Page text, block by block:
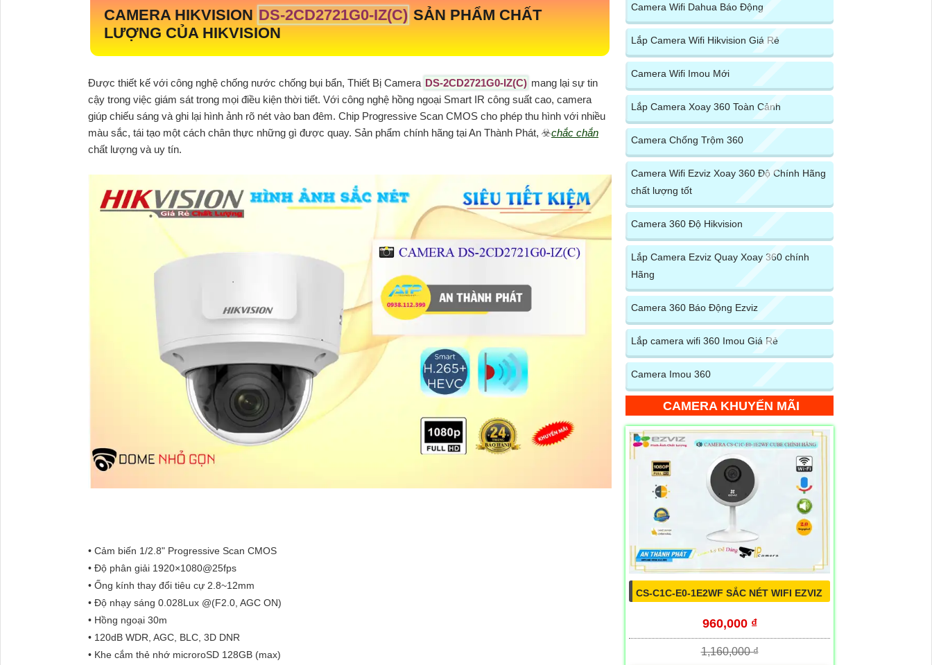
CAMERA HIKVISION DS-2CD2721G0-IZ(C) SẢN PHẨM CHẤT
LƯỢNG CỦA HIKVISION
Được thiết kế với công nghệ chống nước chống bụi bẩn, Thiết Bị Camera DS-2CD2721G0-IZ(C) mang lại sự tin
cậy trong việc giám sát trong mọi điều kiện thời tiết. Với công nghệ hồng ngoại Smart IR công suất cao, camera
giúp chiếu sáng và ghi lại hình ảnh rõ nét vào ban đêm. Chip Progressive Scan CMOS cho phép thu hình với nhiều
màu sắc, tái tạo một cách chân thực những gì được quay. Sản phẩm chính hãng tại An Thành Phát, ☣️chắc chắn
chất lượng và uy tín.
• Cảm biến 1/2.8" Progressive Scan CMOS
• Độ phân giải 1920×1080@25fps
• Ống kính thay đổi tiêu cự 2.8~12mm
• Độ nhạy sáng 0.028Lux @(F2.0, AGC ON)
• Hồng ngoại 30m
• 120dB WDR, AGC, BLC, 3D DNR
• Khe cắm thẻ nhớ microroSD 128GB (max)
Camera Wifi Dahua Báo Động
Lắp Camera Wifi Hikvision Giá Rẻ
Camera Wifi Imou Mới
Lắp Camera Xoay 360 Toàn Cảnh
Camera Chống Trộm 360
Camera Wifi Ezviz Xoay 360 Độ Chính Hãng
chất lượng tốt
Camera 360 Độ Hikvision
Lắp Camera Ezviz Quay Xoay 360 chính
Hãng
Camera 360 Báo Động Ezviz
Lắp camera wifi 360 Imou Giá Rẻ
Camera Imou 360
CAMERA KHUYẾN MÃI
CS-C1C-E0-1E2WF SẮC NÉT WIFI EZVIZ
960,000 ₫
1,160,000 ₫